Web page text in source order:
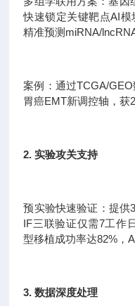
快速锁定关键靶点AI模
精准预测miRNA/
案例：通过TCGA/
胃癌EMT新调控轴，获
2. 实验攻关支持
预实验快速验证：提供
IF三联验证仅需7工作
型移植成功率达82%，
3. 数据深度处理